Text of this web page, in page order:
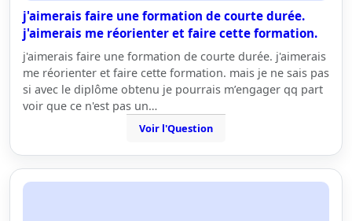
j'aimerais faire une formation de courte durée.
j'aimerais me réorienter et faire cette formation.
j'aimerais faire une formation de courte durée. j'aimerais
me réorienter et faire cette formation. mais je ne sais pas
si avec le diplôme obtenu je pourrais m’engager qq part
voir que ce n'est pas un…
Voir l'Question